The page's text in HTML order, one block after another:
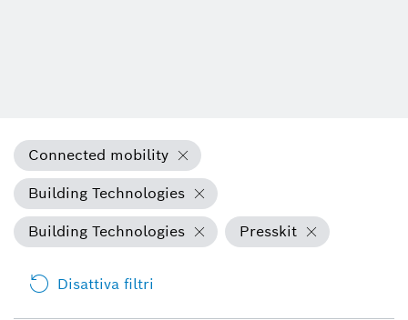
Connected mobility
Building Technologies
Building Technologies
Presskit
Disattiva filtri